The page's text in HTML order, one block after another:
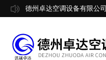
德州卓达空调设备有限公司